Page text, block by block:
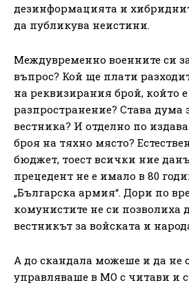
дезинформацията и
да публикува неистини.
Междувременно военните си
въпрос? Кой ще плати
на реквизирания брой, който
разпространение? Става дума
вестника? И отделно по
броя на тяхно място?
бюджет, тоест всички ние
прецедент не е имало в 80
„Българска армия“. Дори по
комунистите не си позволиха
вестникът за войската и
А до скандала можеше и да не
управляваше в МО с читави и